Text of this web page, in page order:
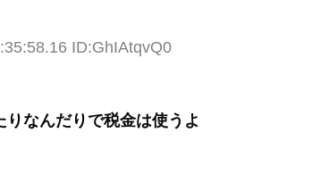
ID:GhIAtqvQ0
なんだりで税金は使うよ